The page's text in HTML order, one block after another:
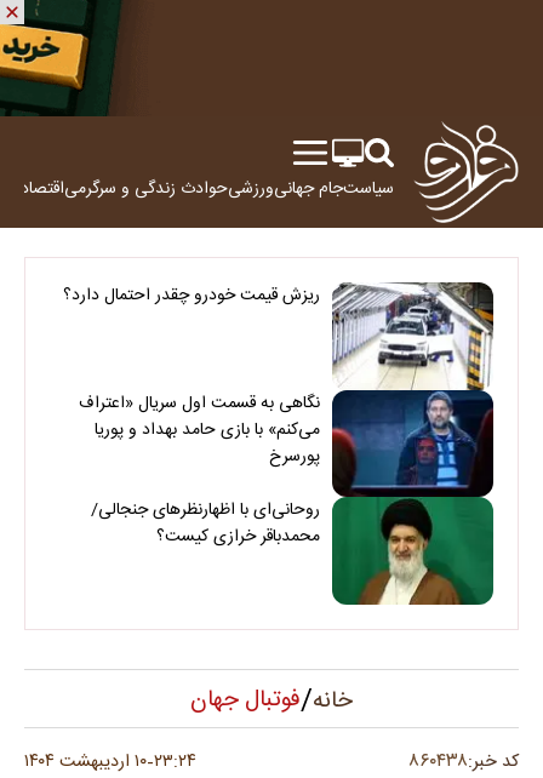
سیاستجام جهانیورزشیحوادث زندگی و سرگرمیاقتصاد
ریزش قیمت خودرو چقدر احتمال دارد؟
نگاهی به قسمت اول سریال «اعتراف
می‌کنم» با بازی حامد بهداد و پوریا
پورسرخ
روحانی‌ای با اظهارنظرهای جنجالی/
محمدباقر خرازی کیست؟
خانه/فوتبال جهان
کد خبر:۸۶۰۴۳۸ ۲۳:۲۴-۱۰ اردیبهشت ۱۴۰۴